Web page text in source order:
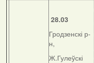
28.03
Гродзенскі р-
н,
Ж.Гулеўскі